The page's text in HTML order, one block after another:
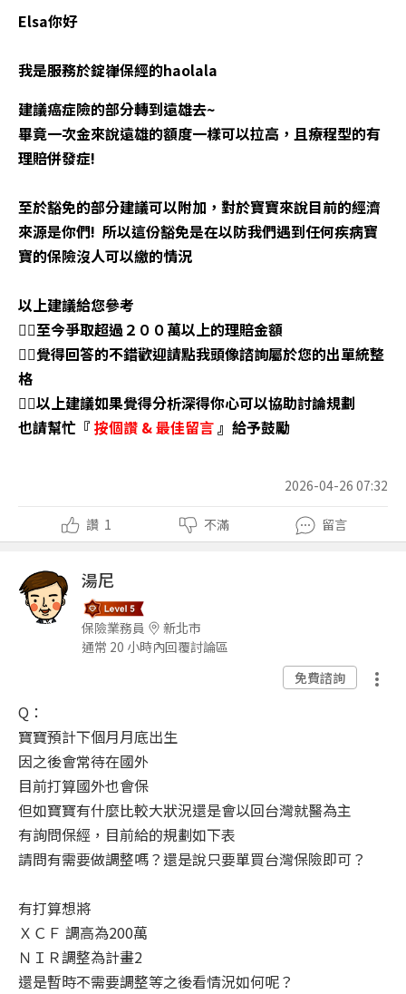
Elsa你好
我是服務於錠嵂保經的haolala
建議癌症險的部分轉到遠雄去~
畢竟一次金來說遠雄的額度一樣可以拉高，且療程型的有
理賠併發症!
至於豁免的部分建議可以附加，對於寶寶來說目前的經濟
來源是你們! 所以這份豁免是在以防我們遇到任何疾病寶
寶的保險沒人可以繳的情況
以上建議給您參考
👉🏼至今爭取超過２００萬以上的理賠金額
👉🏼覺得回答的不錯歡迎請點我頭像諮詢屬於您的出單統整
格
👉🏼以上建議如果覺得分析深得你心可以協助討論規劃
也請幫忙『 按個讚 &最佳留言』給予鼓勵
2026-04-26 07:32
讚 1 不滿 留言
湯尼
保險業務員
新北市
通常 20 小時內回覆討論區
免費諮詢
Q：
寶寶預計下個月月底出生
因之後會常待在國外
目前打算國外也會保
但如寶寶有什麼比較大狀況還是會以回台灣就醫為主
有詢問保經，目前給的規劃如下表
請問有需要做調整嗎？還是說只要單買台灣保險即可？
有打算想將
ＸＣＦ 調高為200萬
ＮＩＲ調整為計畫2
還是暫時不需要調整等之後看情況如何呢？